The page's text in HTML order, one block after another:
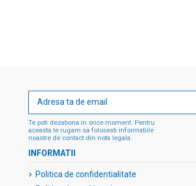
Te poti dezabona in orice moment. Pentru
aceasta te rugam sa folosesti informatiile
noastre de contact din nota legala.
INFORMATII
Politica de confidentialitate